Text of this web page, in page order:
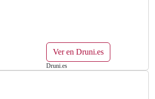
Ver en Druni.es
Druni.es